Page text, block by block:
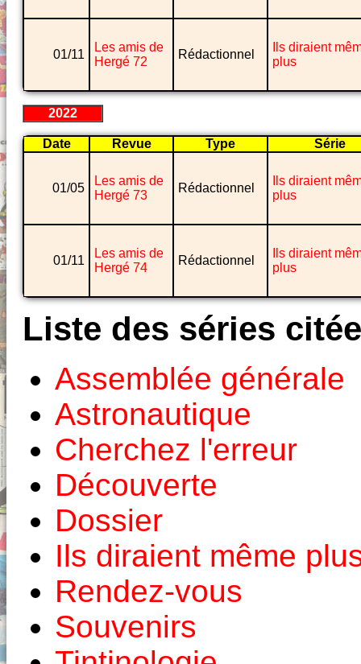
01/11
Les amis de
Hergé 72
Rédactionnel
Ils diraient
plus
2022
Date Revue Type Série
01/05
Les amis de
Hergé 73
Rédactionnel
Ils diraient
plus
01/11
Les amis de
Hergé 74
Rédactionnel
Ils diraient
plus
Liste des séries
Assemblée générale
Astronautique
Cherchez l'erreur
Découverte
Dossier
Ils diraient même
Rendez-vous
Souvenirs